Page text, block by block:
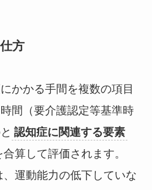
方
かかる手間を複数の項目
間（要介護認定等基準時
認知症に関連する要素
算して評価されます。
運動能力の低下していな